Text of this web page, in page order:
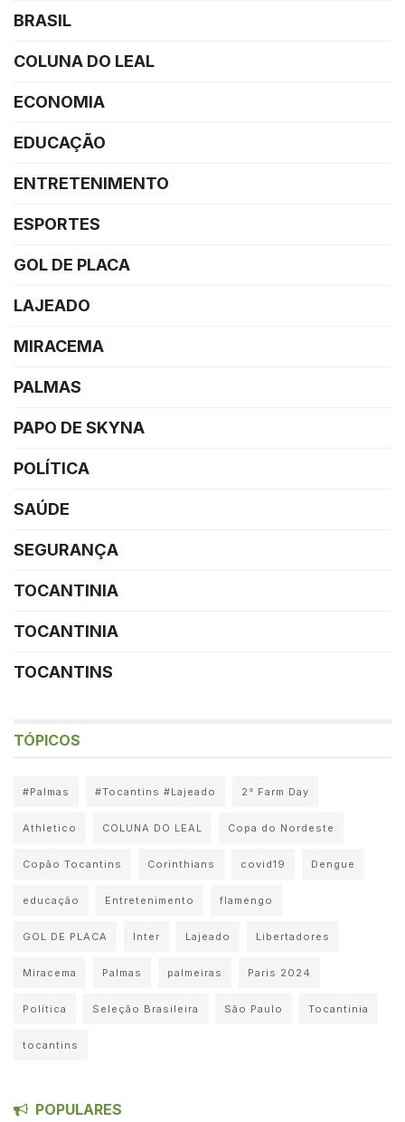
BRASIL
COLUNA DO LEAL
ECONOMIA
EDUCAÇÃO
ENTRETENIMENTO
ESPORTES
GOL DE PLACA
LAJEADO
MIRACEMA
PALMAS
PAPO DE SKYNA
POLÍTICA
SAÚDE
SEGURANÇA
TOCANTINIA
TOCANTINIA
TOCANTINS
TÓPICOS
#Palmas #Tocantins #Lajeado 2° Farm Day
Athletico COLUNA DO LEAL Copa do Nordeste
Copão Tocantins Corinthians covid19 Dengue
educação Entretenimento flamengo
GOL DE PLACA Inter Lajeado Libertadores
Miracema Palmas palmeiras Paris 2024
Política Seleção Brasileira São Paulo Tocantinia
tocantins
POPULARES